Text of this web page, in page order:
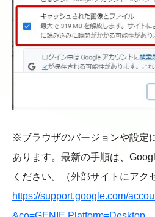
※ブラウザのバージョンや設定
あります。最新の手順は、
ください。（外部サイトにアク
https://support.google.com/